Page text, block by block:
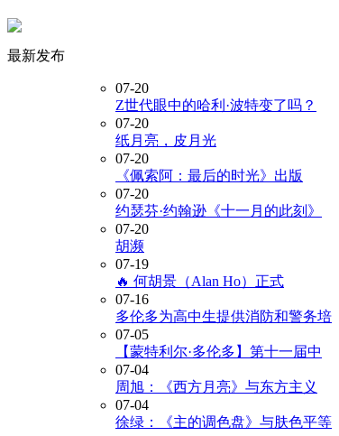
最新发布
07-20
Z世代眼中的哈利·波特变了吗？
07-20
纸月亮，皮月光
07-20
《佩索阿：最后的时光》出版
07-20
约瑟芬·约翰逊《十一月的此刻》
07-20
胡濒
07-19
🔥 何胡景（Alan Ho）正式
07-16
多伦多为高中生提供消防和警务培
07-05
【蒙特利尔·多伦多】第十一届中
07-04
周旭：《西方月亮》与东方主义
07-04
徐绿：《主的调色盘》与肤色平等